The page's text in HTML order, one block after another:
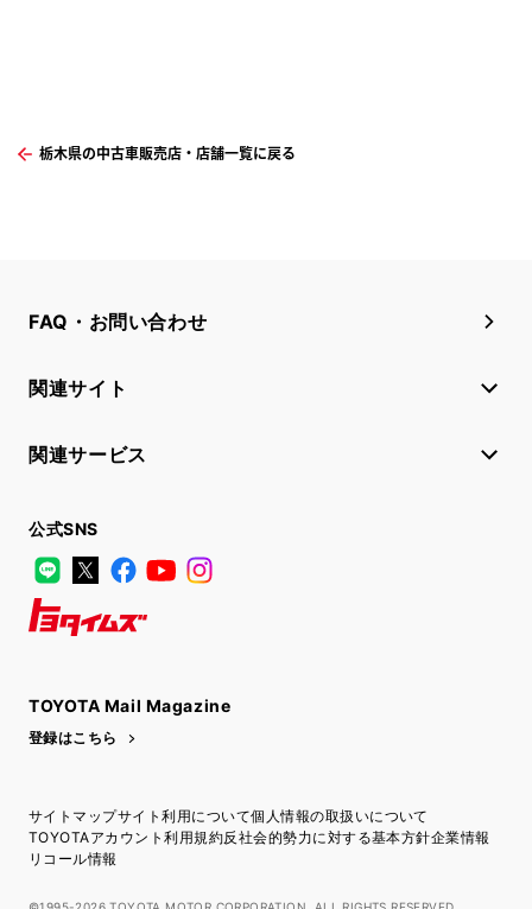
栃木県の中古車販売店・店舗一覧に戻る
FAQ・お問い合わせ
関連サイト
関連サービス
公式SNS
LINE
X FacebookYouTube
TOYOTA Mail Magazine
登録はこちら
サイトマップサイト利用について個人情報の取扱いについて
TOYOTAアカウント利用規約反社会的勢力に対する基本方針企業情報
リコール情報